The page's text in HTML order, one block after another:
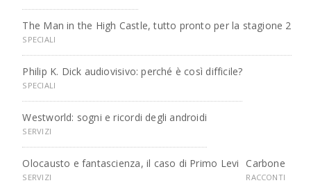
The Man in the High Castle, tutto pronto per la stagione 2
SPECIALI
Philip K. Dick audiovisivo: perché è così difficile?
SPECIALI
Westworld: sogni e ricordi degli androidi
SERVIZI
Olocausto e fantascienza, il caso di Primo Levi
SERVIZI
Carbone
RACCONTI